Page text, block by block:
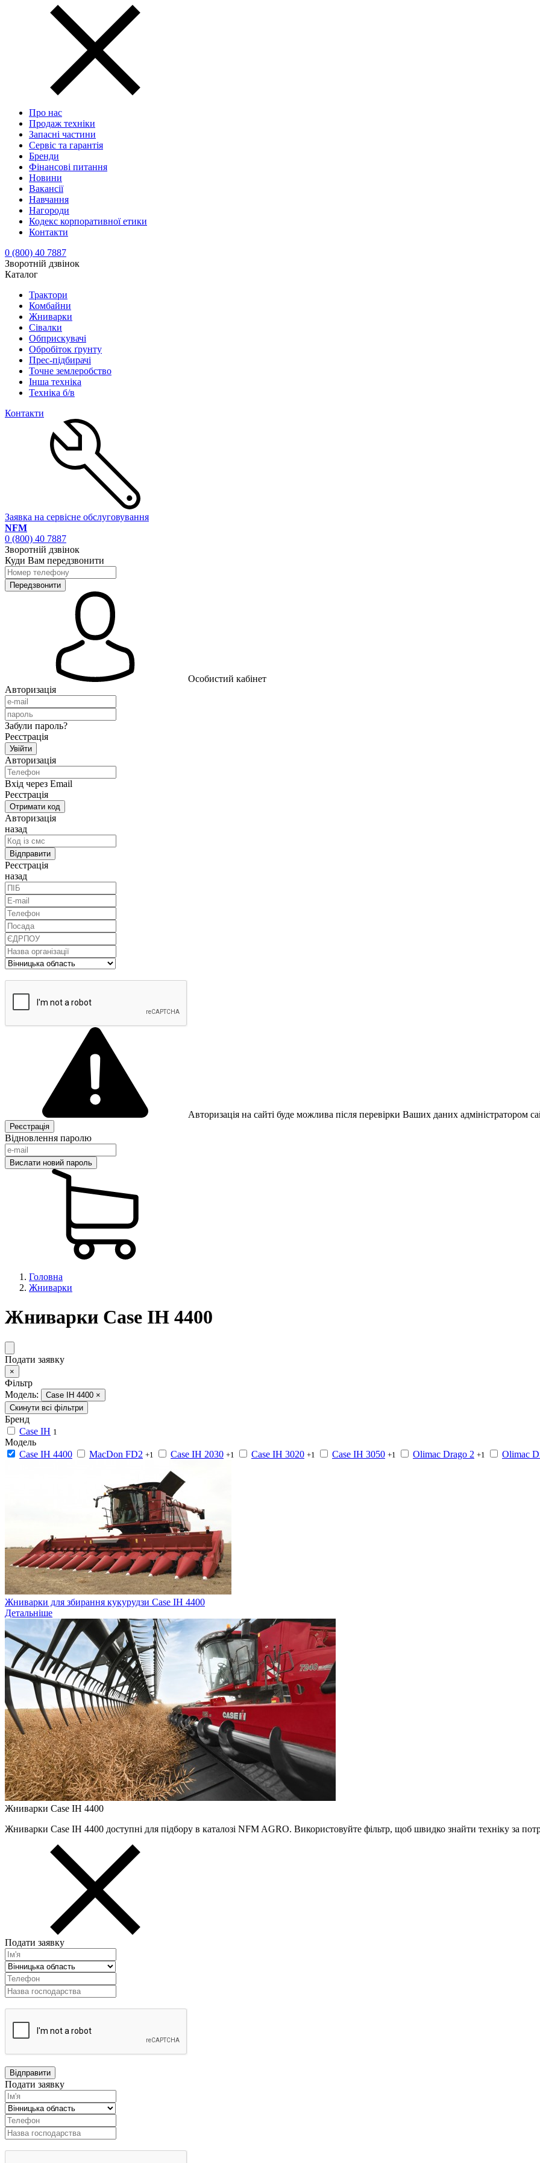
Про нас
Продаж техніки
Запасні частини
Сервіс та гарантія
Бренди
Фінансові питання
Новини
Вакансії
Навчання
Нагороди
Кодекс корпоративної етики
Контакти
0 (800) 40 7887
Зворотній дзвінок
Каталог
Трактори
Комбайни
Жниварки
Сівалки
Обприскувачі
Обробіток ґрунту
Прес-підбирачі
Точне землеробство
Інша техніка
Техніка б/в
Контакти
Заявка на сервісне обслуговування
NFM
0 (800) 40 7887
Зворотній дзвінок
Куди Вам передзвонити
Особистий кабінет
Авторизація
Забули пароль?
Реєстрація
Авторизація
Вхід через Email
Реєстрація
Авторизація
назад
Реєстрація
назад
Авторизація на сайті буде можлива після перевірки Ваших даних адміністратором
Відновлення паролю
Головна
Жниварки
Жниварки Case IH 4400
Подати заявку
×
Фільтр
Модель:
Case IH 4400 ×
Скинути всі фільтри
Бренд
Case IH 1
Модель
Case IH 4400
MacDon FD2 +1 Case IH 2030 +1 Case IH 3020 +1 Case IH 3050 +1 Olimac Drago 2 +1 Olimac
Жниварки для збирання кукурудзи Case IH 4400
Детальніше
Жниварки Case IH 4400
Жниварки Case IH 4400 доступні для підбору в каталозі NFM AGRO. Використовуйте фільтр, щоб швидко знайти техніку за
Подати заявку
Подати заявку